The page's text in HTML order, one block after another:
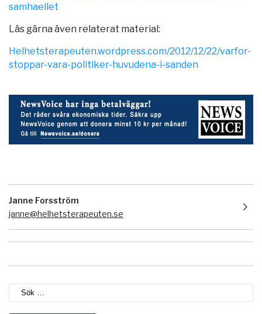
samhaellet
Läs gärna även relaterat material:
Helhetsterapeuten.wordpress.com/2012/12/22/varfor-
stoppar-vara-politiker-huvudena-i-sanden
Janne Forsström
janne@helhetsterapeuten.se